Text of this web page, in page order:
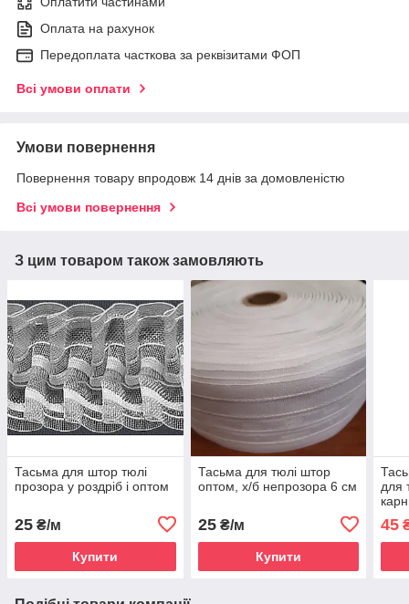
Оплата на рахунок
Передоплата часткова за реквізитами ФОП
Всі умови оплати
Умови повернення
Повернення товару впродовж 14 днів за домовленістю
Всі умови повернення
З цим товаром також замовляють
Тасьма для штор тюлі
прозора у роздріб і оптом
25 ₴/м
Купити
Тасьма для тюлі штор
оптом, х/б непрозора 6 см
25₴/м
Купити
для
45